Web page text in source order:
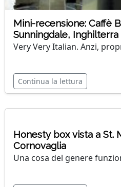
Mini-recensione: Caffè
Sunningdale, Inghilterra
Very Very Italian. Anzi,
Continua la lettura
Honesty box vista a St.
Cornovaglia
Una cosa del genere